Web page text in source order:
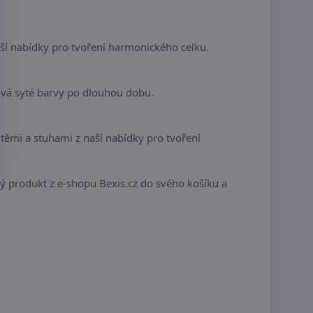
nabídky pro tvoření harmonického celku.
syté barvy po dlouhou dobu.
a stuhami z naší nabídky pro tvoření
z e-shopu Bexis.cz do svého košíku a